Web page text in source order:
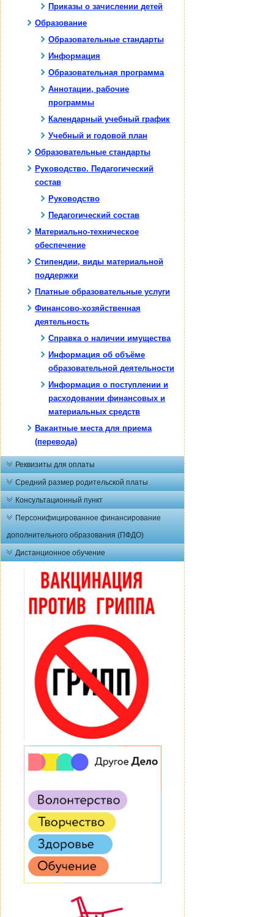
Приказы о зачислении детей
Образование
Образовательные стандарты
Информация
Образовательная программа
Аннотации, рабочие
программы
Календарный учебный график
Учебный и годовой план
Образовательные стандарты
Руководство. Педагогический
состав
Руководство
Педагогический состав
Материально-техническое
обеспечение
Стипендии, виды материальной
поддержки
Платные образовательные услуги
Финансово-хозяйственная
деятельность
Справка о наличии имущества
Информация об объёме
образовательной деятельности
Информация о поступлении и
расходовании финансовых и
материальных средств
Вакантные места для приема
(перевода)
Реквизиты для оплаты
Средний размер родительской платы
Консультационный пункт
Персонифицированное финансирование
дополнительного образования (ПФДО)
Дистанционное обучение